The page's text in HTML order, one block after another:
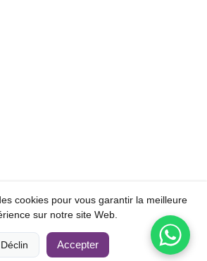
0
Catégories Panier Compte
cookies pour vous garantir la meilleure
sur notre site Web.
Déclin Accepter